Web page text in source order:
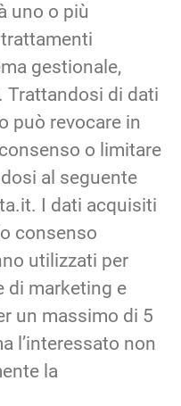
uno o più
gestionale,
Trattandosi di dati
può revocare in
o limitare
al seguente
I dati acquisiti
consenso
utilizzati per
di marketing e
un massimo di 5
l’interessato non
la